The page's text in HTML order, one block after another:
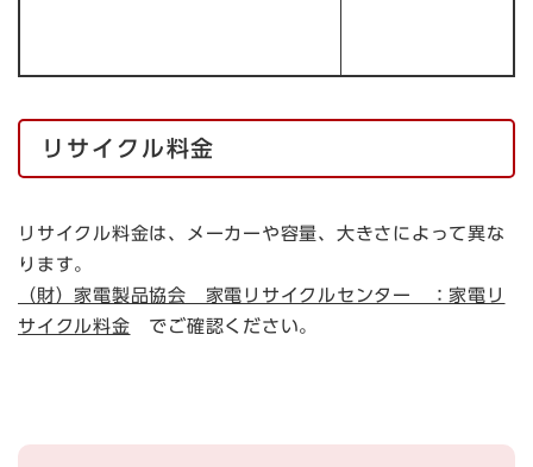
リサイクル料金
リサイクル料金は、メーカーや容量、大きさによって異な
ります。
（財）家電製品協会 家電リサイクルセンター ：家電リ
サイクル料金 でご確認ください。